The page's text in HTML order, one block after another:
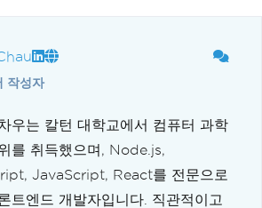
작성자
우는 칼턴 대학교에서 컴퓨터 과학
를 취득했으며, Node.js,
JavaScript, React를 전문으로
트엔드 개발자입니다. 직관적이고